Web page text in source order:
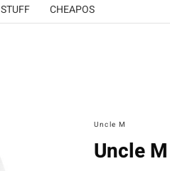
STUFF CHEAPOS
Uncle M
Uncle